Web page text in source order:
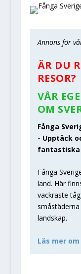
Annons för
ÄR DU
RESOR?
VÅR
OM
Fånga
- Upptäck
fantastiska
Fånga
land. Här
vackraste
landskap.
Läs mer